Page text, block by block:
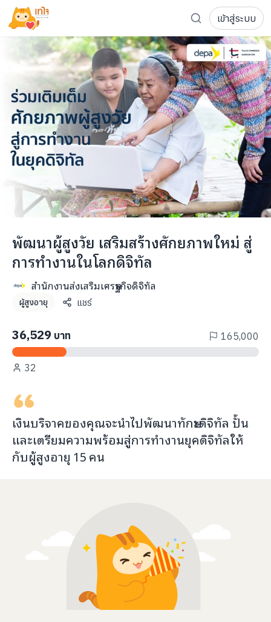
รู้จักเทใจ
โครงการ
เพจระดมทุน
เกี่ยวกับเรา
ความเคลื่อนไหว
ผู้บริจาค
การลดหย่อนภาษี
แฟนคลับศิลปิน
FAQ ผู้บริจาค
เจ้าของโครงการ
ส่งโครงการ
FAQ เจ้าของโครงการ
ติดต่อเรา
098-615-5885
ภาษา: ไทย ENG
เข้าสู่ระบบ
พัฒนาผู้สูงวัย เสริมสร้างศักยภาพใหม่ สู่
การทำงานในโลกดิจิทัล
สำนักงานส่งเสริมเศรษฐกิจดิจิทัล
ผู้สูงอายุ แชร์
36,529 บาท 165,000
32
เงินบริจาคของคุณจะนำไปพัฒนาทักษะดิจิทัล ปั้น
และเตรียมความพร้อมสู่การทำงานยุคดิจิทัลให้
กับผู้สูงอายุ 15คน